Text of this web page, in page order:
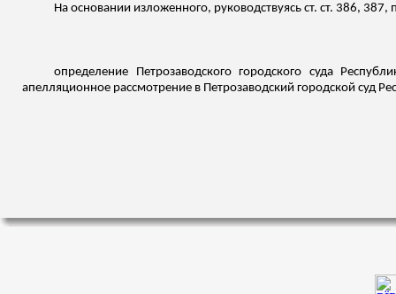
На основании изложенного, руководствуясь ст. ст. 386,
определение Петрозаводского городского суда
апелляционное рассмотрение в Петрозаводский городской суд